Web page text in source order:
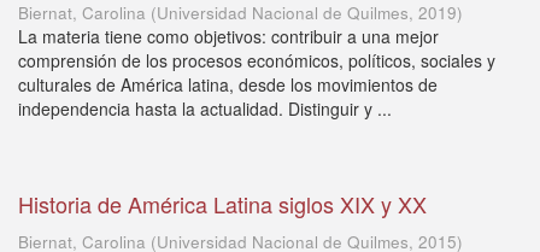
Biernat, Carolina (Universidad Nacional de Quilmes, 2019)
La materia tiene como objetivos: contribuir a una mejor
comprensión de los procesos económicos, políticos, sociales y
culturales de América latina, desde los movimientos de
independencia hasta la actualidad. Distinguir y ...
Historia de América Latina siglos XIX y XX
Biernat, Carolina (Universidad Nacional de Quilmes, 2015)